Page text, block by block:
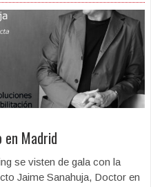
en Madrid
se visten de gala con la
Jaime Sanahuja, Doctor en